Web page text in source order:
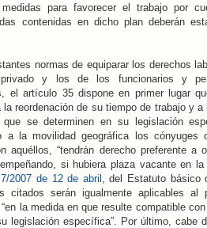
para favorecer el trabajo por
contenidas en dicho plan deberán
normas de equiparar los derechos
privado y los de los funcionarios y
el artículo 35 dispone en primer lugar
reordenación de su tiempo de trabajo y
que se determinen en su legislación
a la movilidad geográfica los cónyuges
aquéllos, “tendrán derecho preferente a
si hubiera plaza vacante en
2007 de 12 de abril , del Estatuto básico
citados serán igualmente aplicables
la medida en que resulte compatible
legislación específica”. Por último, cabe